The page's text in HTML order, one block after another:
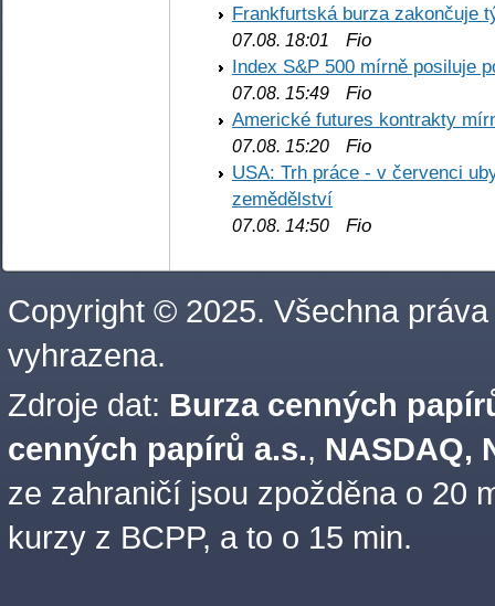
Frankfurtská burza zakončuje
07.08. 18:01
Fio
Index S&P 500 mírně posiluje
07.08. 15:49 Fio
Americké futures kontrakty
07.08. 15:20 Fio
USA: Trh práce - v červenci
zemědělství
07.08. 14:50 Fio
Copyright © 2025. Všechna práva
vyhrazena.
Zdroje dat: Burza cenných
cenných papírů a.s., NASDAQ,
ze zahraničí jsou zpožděna o 20
kurzy z BCPP, a to o 15 min.